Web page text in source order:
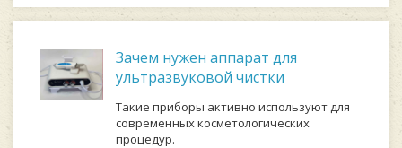
Зачем нужен аппарат для
ультразвуковой чистки
Такие приборы активно используют для
современных косметологических
процедур.